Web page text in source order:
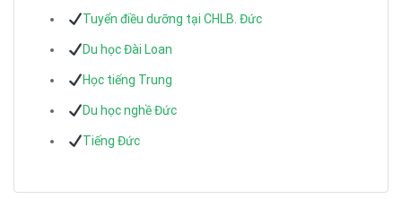
Tuyển điều dưỡng tại CHLB. Đức
Du học Đài Loan
Học tiếng Trung
Du học nghề Đức
Tiếng Đức